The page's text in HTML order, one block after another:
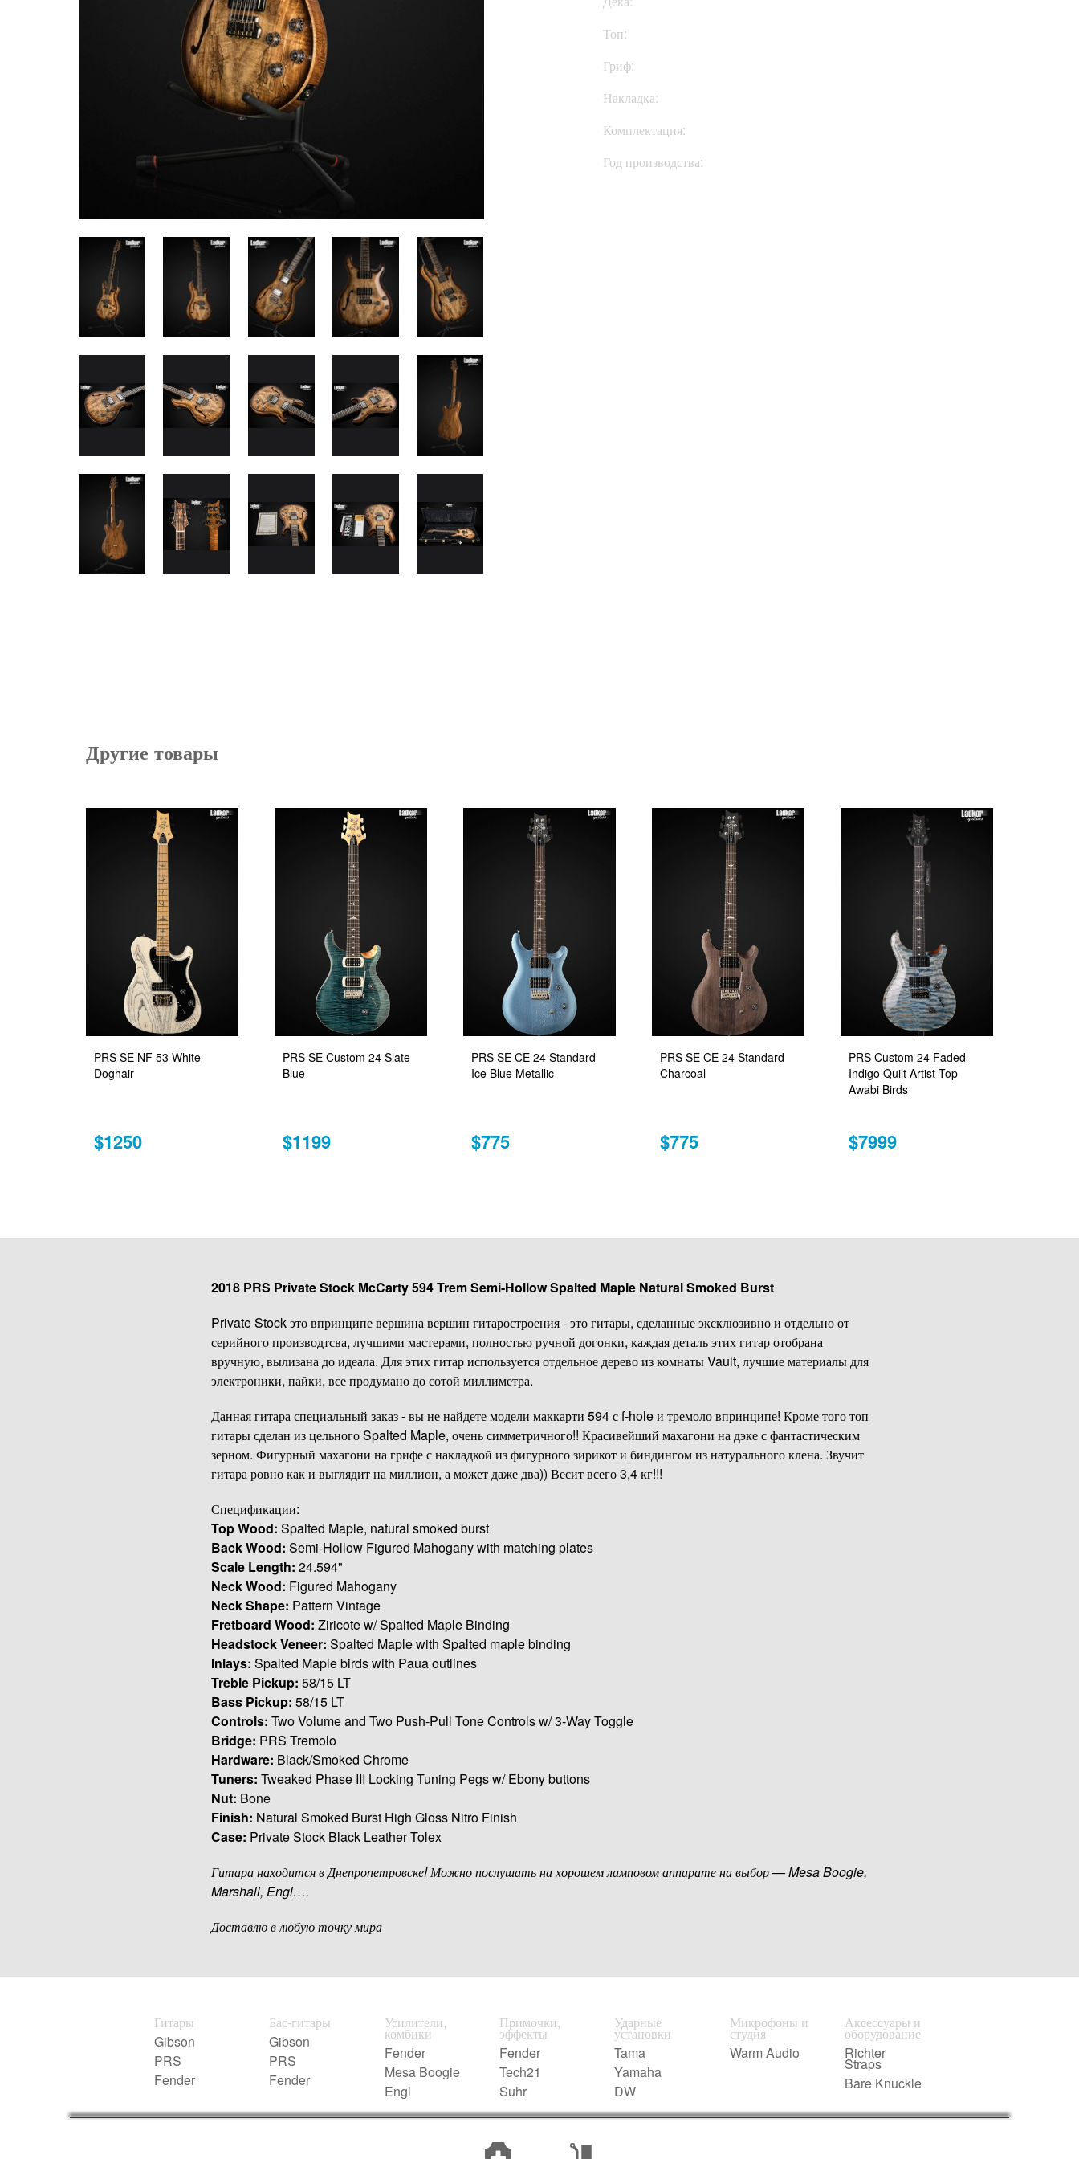
Топ:
Гриф:
Накладка:
Комплектация:
Год производства:
Другие товары
PRS SE NF 53 White
Doghair
$1250
PRS SE Custom 24 Slate
Blue
$1199
PRS SE CE 24 Standard
Ice Blue Metallic
$775
PRS SE CE 24 Standard
Charcoal
$775
PRS Custom 24 Faded
Indigo Quilt Artist Top
Awabi Birds
$7999
2018 PRS Private Stock McCarty 594 Trem Semi-Hollow Spalted Maple Natural Smoked Burst
Private Stock это впринципе вершина вершин гитаростроения - это гитары, сделанные эксклюзивно и отдельно от
серийного производтсва, лучшими мастерами, полностью ручной догонки, каждая деталь этих гитар отобрана
вручную, вылизана до идеала. Для этих гитар используется отдельное дерево из комнаты Vault, лучшие материалы для
электроники, пайки, все продумано до сотой миллиметра.
Данная гитара специальный заказ - вы не найдете модели маккарти 594 с f-hole и тремоло впринципе! Кроме того топ
гитары сделан из цельного Spalted Maple, очень симметричного!! Красивейший махагони на дэке с фантастическим
зерном. Фигурный махагони на грифе с накладкой из фигурного зирикот и биндингом из натурального клена. Звучит
гитара ровно как и выглядит на миллион, а может даже два)) Весит всего 3,4 кг!!!
Спецификации:
Top Wood: Spalted Maple, natural smoked burst
Back Wood: Semi-Hollow Figured Mahogany with matching plates
Scale Length: 24.594"
Neck Wood: Figured Mahogany
Neck Shape: Pattern Vintage
Fretboard Wood: Ziricote w/ Spalted Maple Binding
Headstock Veneer: Spalted Maple with Spalted maple binding
Inlays: Spalted Maple birds with Paua outlines
Treble Pickup: 58/15 LT
Bass Pickup: 58/15 LT
Controls: Two Volume and Two Push-Pull Tone Controls w/ 3-Way Toggle
Bridge: PRS Tremolo
Hardware: Black/Smoked Chrome
Tuners: Tweaked Phase III Locking Tuning Pegs w/ Ebony buttons
Nut: Bone
Finish: Natural Smoked Burst High Gloss Nitro Finish
Case: Private Stock Black Leather Tolex
Гитара находится в Днепропетровске! Можно послушать на хорошем ламповом аппарате на выбор — Mesa Boogie,
Marshall, Engl….
Доставлю в любую точку мира
Гитары
Gibson
PRS
Fender
Бас-гитары
Gibson
PRS
Fender
Усилители,
комбики
Fender
Mesa Boogie
Engl
Примочки,
эффекты
Fender
Tech21
Suhr
Ударные
установки
Tama
Yamaha
DW
Микрофоны и
студия
Warm Audio
Аксессуары и
оборудование
Richter
Straps
Bare Knuckle